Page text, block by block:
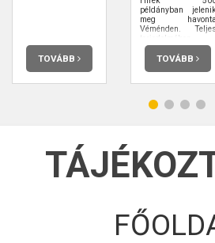
TOVÁBB
példányban
meg havonta
Véménden. Teljes
terjedelmében
elolvashatja.
TOVÁBB